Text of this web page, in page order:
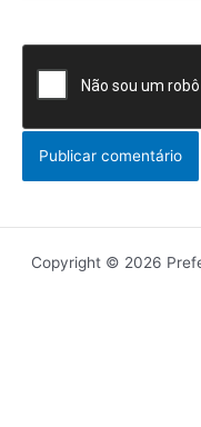
Copyright © 2026